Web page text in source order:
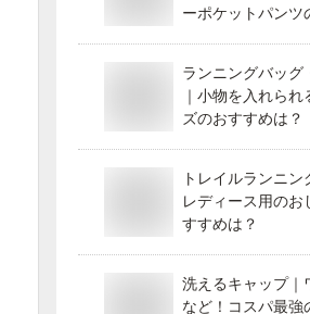
ーポケットパンツ
ランニングバッグ
｜小物を入れられ
ズのおすすめは？
トレイルランニン
レディース用のお
すすめは？
洗えるキャップ｜
など！コスパ最強